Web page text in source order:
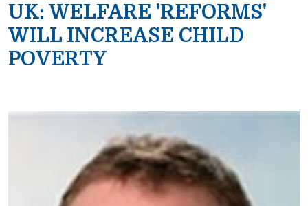
UK: WELFARE 'REFORMS'
WILL INCREASE CHILD
POVERTY